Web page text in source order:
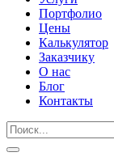
Портфолио
Цены
Калькулятор
Заказчику
О нас
Блог
Контакты